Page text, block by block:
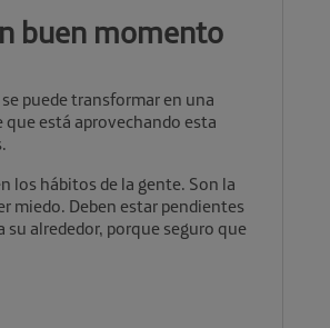
buen momento
puede transformar en una
está aprovechando esta
los hábitos de la gente. Son la
miedo. Deben estar pendientes
alrededor, porque seguro que